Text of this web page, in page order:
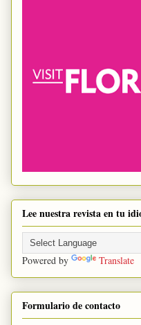
Lee nuestra revista en tu
Powered by Translate
Formulario de contacto